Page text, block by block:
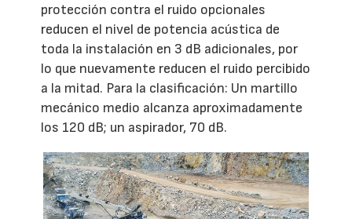
protección contra el ruido opcionales
reducen el nivel de potencia acústica de
toda la instalación en 3 dB adicionales, por
lo que nuevamente reducen el ruido percibido
a la mitad. Para la clasificación: Un martillo
mecánico medio alcanza aproximadamente
los 120 dB; un aspirador, 70 dB.